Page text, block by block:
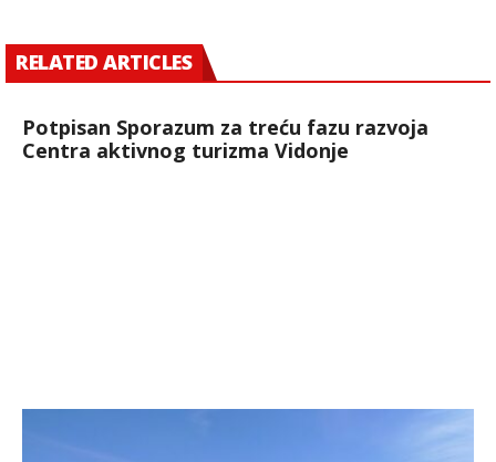
RELATED ARTICLES
Potpisan Sporazum za treću fazu razvoja
Centra aktivnog turizma Vidonje